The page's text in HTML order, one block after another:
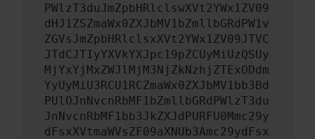
PWlzT3duJmZpbHRlclswXVt2YWx1ZV09
dHJ1ZSZmaWx0ZXJbMV1bZmllbGRdPW1v
ZGVsJmZpbHRlclsxXVt2YWx1ZV09JTVC
JTdCJTIyYXVkYXJpc19pZCUyMiUzQSUy
MjYxYjMxZWJlMjM3NjZkNzhjZTExODdm
YyUyMiU3RCU1RCZmaWx0ZXJbMV1bb3Bd
PUlOJnNvcnRbMF1bZmllbGRdPWlzT3du
JnNvcnRbMF1bb3JkZXJdPURFU0Mmc29y
dFsxXVtmaWVsZF09aXNUb3Amc29ydFsx